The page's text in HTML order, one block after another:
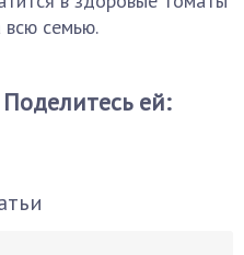
всю семью.
ей: